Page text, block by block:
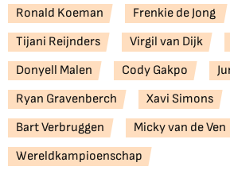
Ronald Koeman
Frenkie de Jong
Tijani Reijnders
Virgil van Dijk
Donyell Malen
Cody Gakpo
Ryan Gravenberch
Xavi Simons
Bart Verbruggen
Micky van de Ven
Wereldkampioenschap